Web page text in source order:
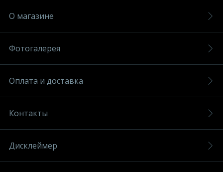
О магазине
Фотогалерея
Оплата и доставка
Контакты
Дисклеймер